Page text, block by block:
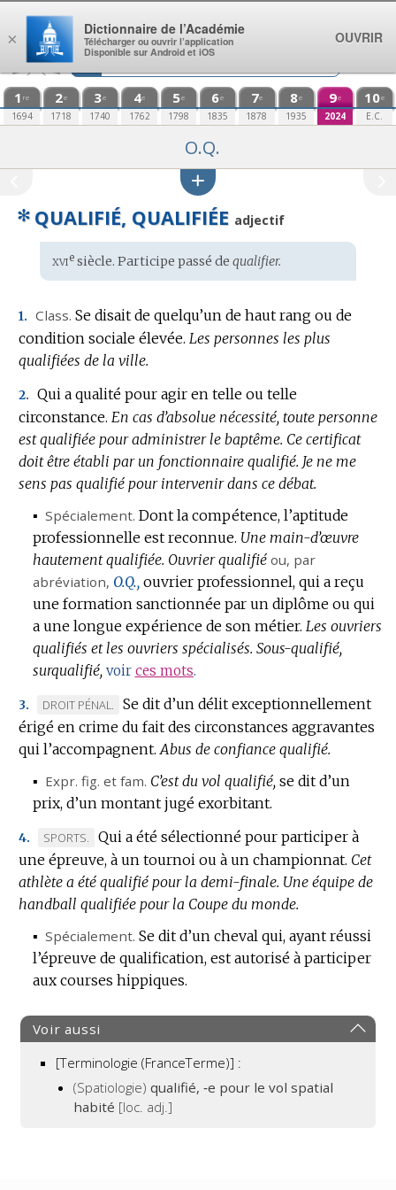
Aller au contenu
1 re
1694
2e
1718
3e
1740
4e
1762
5e
1798
6e
1835
7e
1878
8e
1935
9e
2024
10e
E.C.
O.Q.
✻ QUALIFIÉ, QUALIFIÉE adjectif
Étymologie
:
xviesiècle. Participe passé de qualifier.
1. Class. Se disait de quelqu’un de haut rang ou de
condition sociale élevée. Les personnes les plus
qualifiées de la ville.
2. Qui a qualité pour agir en telle ou telle
circonstance. En cas d’absolue nécessité, toute personne
est qualifiée pour administrer le baptême. Ce certificat
doit être établi par un fonctionnaire qualifié. Je ne me
sens pas qualifié pour intervenir dans ce débat.
▪ Spécialement. Dont la compétence, l’aptitude
professionnelle est reconnue. Une main-d’œuvre
hautement qualifiée. Ouvrier qualifié ou, par
abréviation, O.Q., ouvrier professionnel, qui a reçu
une formation sanctionnée par un diplôme ou qui
a une longue expérience de son métier. Les ouvriers
qualifiés et les ouvriers spécialisés. Sous-qualifié,
surqualifié, voir ces mots.
3.
MARQUE
DE
DOMAINE
DROIT PÉNAL.
Se dit d’un délit exceptionnellement
érigé en crime du fait des circonstances aggravantes
qui l’accompagnent. Abus de confiance qualifié.
▪ Expr. fig. et fam. C’est du vol qualifié, se dit d’un
prix, d’un montant jugé exorbitant.
4.
MARQUE
DE
DOMAINE
:
SPORTS.
Qui a été sélectionné pour participer à
une épreuve, à un tournoi ou à un championnat. Cet
athlète a été qualifié pour la demi-finale. Une équipe de
handball qualifiée pour la Coupe du monde.
▪ Spécialement. Se dit d’un cheval qui, ayant réussi
l’épreuve de qualification, est autorisé à participer
aux courses hippiques.
Voir aussi
[Terminologie (FranceTerme)] :
(Spatiologie)qualifié, ‑e pour le vol spatial
habité [loc. adj.]
×
Dictionnaire de l’Académie
Télécharger ou ouvrir l’application
Disponible sur Android et iOS
OUVRIR